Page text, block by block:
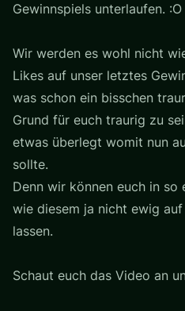
Gewinnspiels unterlaufen. :O
Wir werden es wohl nicht
Likes auf unser letztes
was schon ein bisschen
Grund für euch traurig zu
etwas überlegt womit nun
sollte.
Denn wir können euch in so
wie diesem ja nicht ewig
lassen.
Schaut euch das Video an